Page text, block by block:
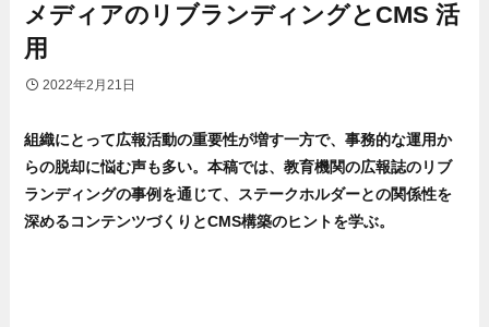
メディアのリブランディングとCMS 活
用
2022年2月21日
組織にとって広報活動の重要性が増す一方で、事務的な運用か
らの脱却に悩む声も多い。本稿では、教育機関の広報誌のリブ
ランディングの事例を通じて、ステークホルダーとの関係性を
深めるコンテンツづくりとCMS構築のヒントを学ぶ。